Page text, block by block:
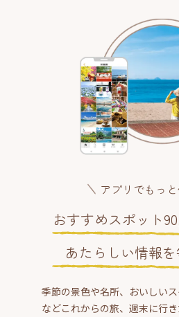
アプリでもっ
おすすめスポット
あたらしい情報
季節の景色や名所、おいしい
などこれからの旅、週末に行